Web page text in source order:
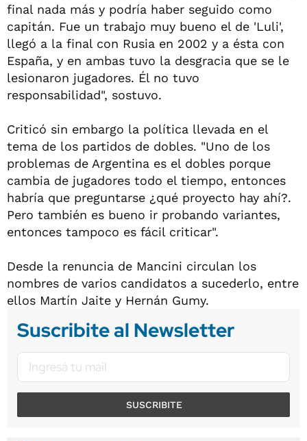
final nada más y podría haber seguido como
capitán. Fue un trabajo muy bueno el de 'Luli',
llegó a la final con Rusia en 2002 y a ésta con
España, y en ambas tuvo la desgracia que se le
lesionaron jugadores. Él no tuvo
responsabilidad", sostuvo.
Criticó sin embargo la política llevada en el
tema de los partidos de dobles. "Uno de los
problemas de Argentina es el dobles porque
cambia de jugadores todo el tiempo, entonces
habría que preguntarse ¿qué proyecto hay ahí?.
Pero también es bueno ir probando variantes,
entonces tampoco es fácil criticar".
Desde la renuncia de Mancini circulan los
nombres de varios candidatos a sucederlo, entre
ellos Martín Jaite y Hernán Gumy.
Suscribite al Newsletter
SUSCRIBITE